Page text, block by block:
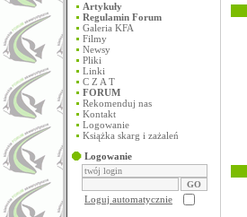
Artykuły
Regulamin Forum
Galeria KFA
Filmy
Newsy
Pliki
Linki
C Z A T
FORUM
Rekomenduj nas
Kontakt
Logowanie
Książka skarg i zażaleń
Logowanie
Loguj automatycznie